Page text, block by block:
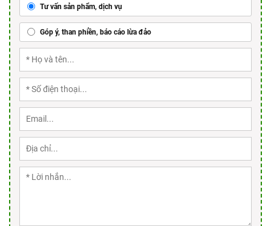
Tư vấn sản phẩm, dịch vụ
Góp ý, than phiền, báo cáo lừa đảo